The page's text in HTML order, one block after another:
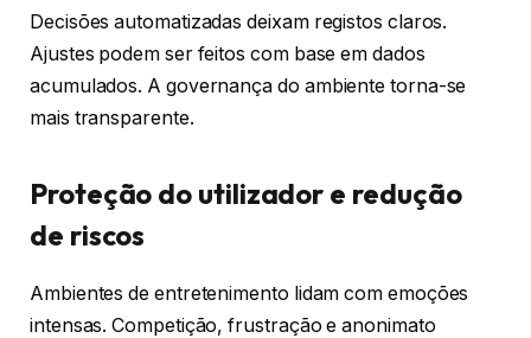
Decisões automatizadas deixam registos claros.
Ajustes podem ser feitos com base em dados
acumulados. A governança do ambiente torna-se
mais transparente.
Proteção do utilizador e redução
de riscos
Ambientes de entretenimento lidam com emoções
intensas. Competição, frustração e anonimato